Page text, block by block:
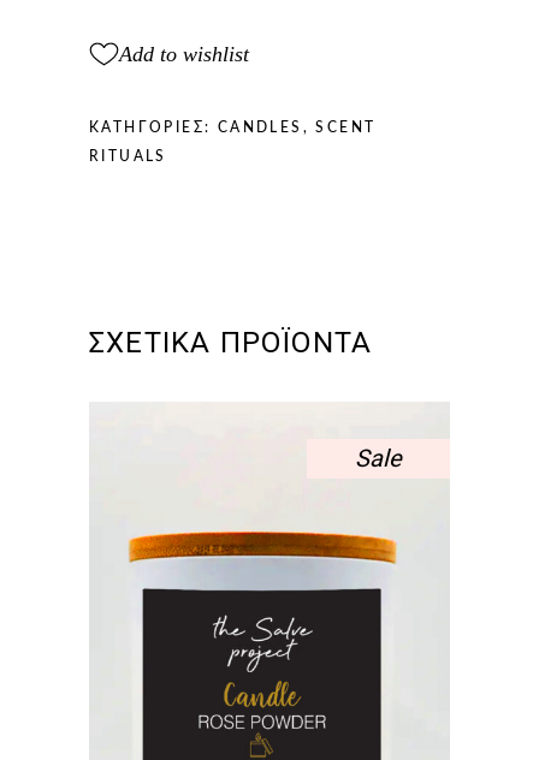
Add to wishlist
ΚΑΤΗΓΟΡΊΕΣ: CANDLES ,SCENT
RITUALS
ΣΧΕΤΙΚΆ ΠΡΟΪΌΝΤΑ
Sale